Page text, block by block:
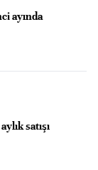
ayında
satışı